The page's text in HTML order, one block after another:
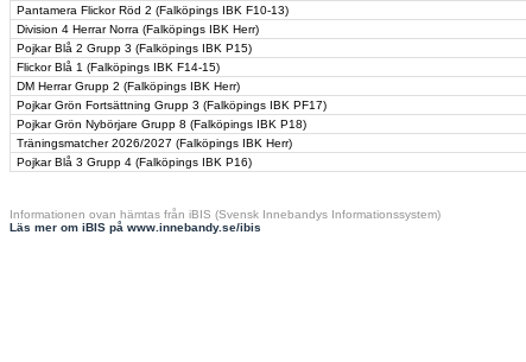
Pantamera Flickor Röd 2 (Falköpings IBK F10-13)
Division 4 Herrar Norra (Falköpings IBK Herr)
Pojkar Blå 2 Grupp 3 (Falköpings IBK P15)
Flickor Blå 1 (Falköpings IBK F14-15)
DM Herrar Grupp 2 (Falköpings IBK Herr)
Pojkar Grön Fortsättning Grupp 3 (Falköpings IBK PF17)
Pojkar Grön Nybörjare Grupp 8 (Falköpings IBK P18)
Träningsmatcher 2026/2027 (Falköpings IBK Herr)
Pojkar Blå 3 Grupp 4 (Falköpings IBK P16)
Informationen ovan hämtas från iBIS (Svensk Innebandys Informationssystem)
Läs mer om iBIS på www.innebandy.se/ibis